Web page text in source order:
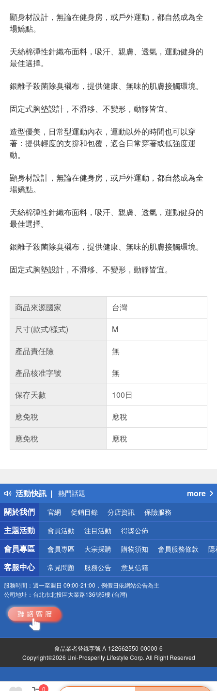
0
顯身材設計，無論在健身房，或戶外運動，都自然成為全
場嬌點。
天絲棉彈性針織布面料，吸汗、親膚、透氣，運動健身的
最佳選擇。
銀離子殺菌除臭襯布，提供健康、無味的肌膚接觸環境。
固定式胸墊設計，不滑移、不變形，動靜皆宜。
造型優美，日常型運動內衣，運動以外的時間也可以穿
著：提供輕度的支撐和包覆，適合日常穿著或低強度運
動。
顯身材設計，無論在健身房，或戶外運動，都自然成為全
場嬌點。
天絲棉彈性針織布面料，吸汗、親膚、透氣，運動健身的
最佳選擇。
銀離子殺菌除臭襯布，提供健康、無味的肌膚接觸環境。
固定式胸墊設計，不滑移、不變形，動靜皆宜。
商品來源國家
台灣
尺寸(款式/樣式)
M
產品責任險
無
產品核准字號
無
保存天數
100日
應免稅
應稅
應免稅
應稅
活動快訊
得獎公告
熱門話題
銀行優惠
偏遠地區配送
詐騙網頁！請小心！
more
關於我們
官網 促銷目錄 分店資訊 保險服務
主題活動 會員活動 注目活動 得獎公佈
會員專區 會員專區 大宗採購 購物須知 會員服務條款 隱
客服中心 常見問題 服務公告 意見信箱
服務時間： 週一至週日 09:00-21:00，例假日依網站公告為主
公司地址： 台北市北投區大業路136號5樓 (台灣)
食品業者登錄字號 A-122662550-00000-6
Copyright©2026 Uni-Prosperity Lifestyle Corp. All Right Reserved